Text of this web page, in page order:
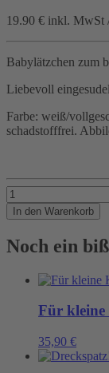
19.90 € inkl. MwSt
Babylätzchen zum
Liebevoll
Farbe: weiß/
schadstofffrei.
Da
sieht
man
nix
Menge
In den Warenkorb
Noch ein
Für kleine
35,90 €